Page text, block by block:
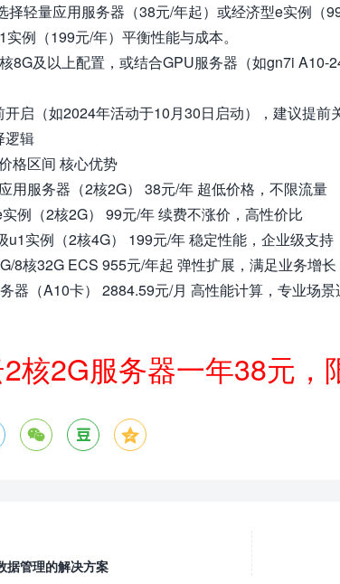
择轻量应用服务器（38元/年起）或经济型e实例（99
例（199元/年）平衡性能与成本。
8G及以上配置，或结合GPU服务器（如gn7i A10-
启（如2024年活动于10月30日启动），建议提前
逻辑
格区间 核心优势
用服务器（2核2G） 38元/年 超低价格，不限流量
例（2核2G） 99元/年 续费不涨价，高性价比
u1实例（2核4G） 199元/年 稳定性能，企业级支持
8核32G ECS 955元/年起 弹性扩展，满足业务增长
器（A10卡） 2884.59元/月 高性能计算，专业场景
核2G服务器一年38元，
  
据管理的解决方案